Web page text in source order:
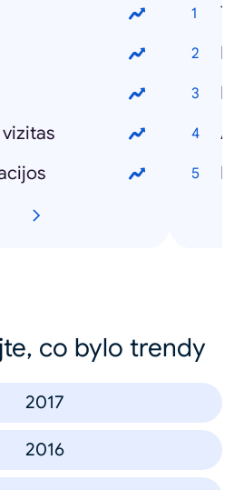
A
co bylo trendy
2017
2016